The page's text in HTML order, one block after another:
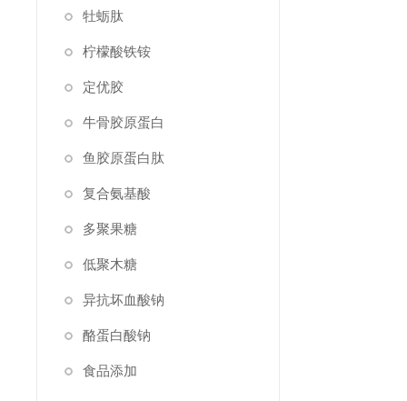
牡蛎肽
柠檬酸铁铵
定优胶
牛骨胶原蛋白
鱼胶原蛋白肽
复合氨基酸
多聚果糖
低聚木糖
异抗坏血酸钠
酪蛋白酸钠
食品添加